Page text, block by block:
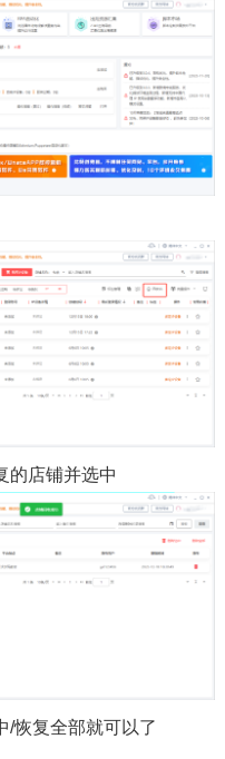
店铺并选中
复全部就可以了